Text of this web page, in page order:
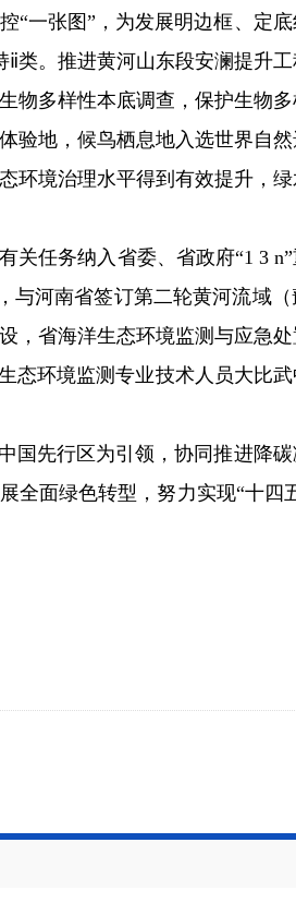
“一张图”，为发展明边框、定
类。推进黄河山东段安澜提升
物多样性本底调查，保护生物
地，候鸟栖息地入选世界自然
境治理水平得到有效提升，绿
任务纳入省委、省政府“1 3
与河南省签订第二轮黄河流域
，省海洋生态环境监测与应急
态环境监测专业技术人员大比
先行区为引领，协同推进降
全面绿色转型，努力实现“十四